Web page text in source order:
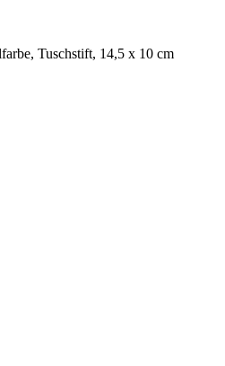
Tuschstift, 14,5 x 10 cm